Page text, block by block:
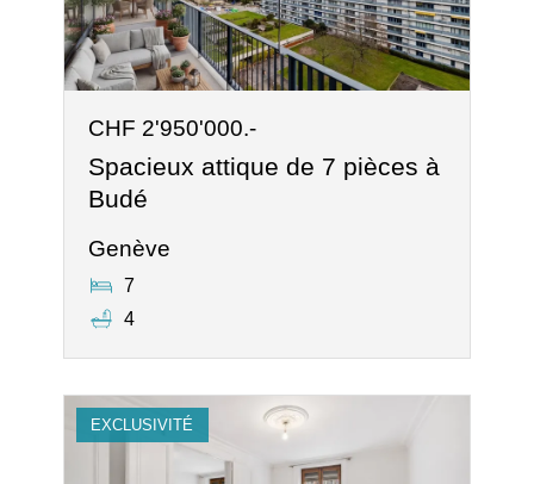
CHF 2'950'000.-
Spacieux attique de 7 pièces à
Budé
Genève
7
4
EXCLUSIVITÉ